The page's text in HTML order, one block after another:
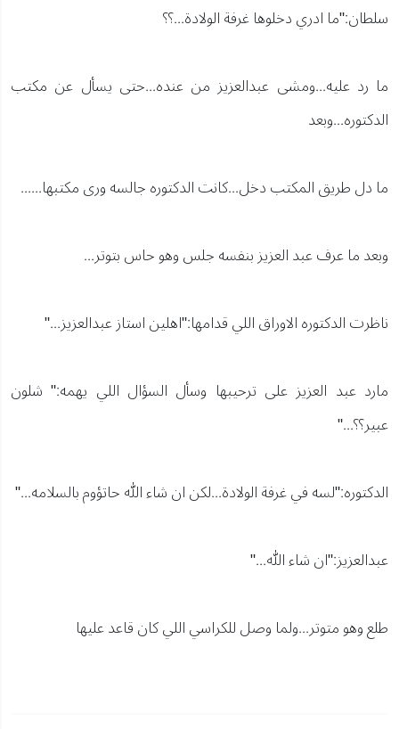
سلطان:"ما ادري دخلوها غرفة الولادة...؟؟
ما رد عليه...ومشى عبدالعزيز من عنده...حتى يسأل عن مكتب
الدكتوره...وبعد
ما دل طريق المكتب دخل...كانت الدكتوره جالسه ورى مكتبها......
وبعد ما عرف عبد العزيز بنفسه جلس وهو حاس بتوتر...
ناظرت الدكتوره الاوراق اللي قدامها:"اهلين استاز عبدالعزيز..."
مارد عبد العزيز على ترحيبها وسأل السؤال اللي يهمه:" شلون
عبير؟؟..."
الدكتوره:"لسه في غرفة الولادة...لكن ان شاء الله حاتؤوم بالسلامه..."
عبدالعزيز:"ان شاء الله..."
طلع وهو متوتر...ولما وصل للكراسي اللي كان قاعد عليها